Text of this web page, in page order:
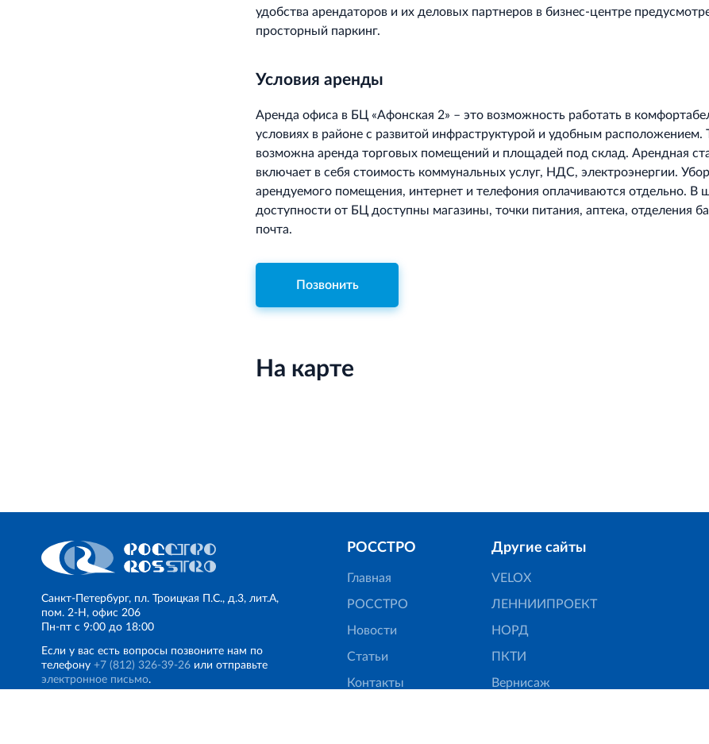
удобства арендаторов и их деловых партнеров в бизнес-центре
просторный паркинг.
Условия аренды
Аренда офиса в БЦ «Афонская 2» – это возможность работать в
условиях в районе с развитой инфраструктурой и удобным расположением.
возможна аренда торговых помещений и площадей под склад. Арендная
включает в себя стоимость коммунальных услуг, НДС, электроэнергии.
арендуемого помещения, интернет и телефония оплачиваются отдельно. В
доступности от БЦ доступны магазины, точки питания, аптека, отделения
почта.
Позвонить
На карте
Санкт‐Петербург, пл. Троицкая П.С., д.3, лит.А,
пом. 2-Н, офис 206
Пн‐пт с 9:00 до 18:00
Если у вас есть вопросы позвоните нам по
телефону +7 (812) 326‐39‐26 или отправьте
электронное письмо.
РОССТРО
Главная
РОССТРО
Новости
Статьи
Контакты
Другие сайты
VELOX
ЛЕННИИПРОЕКТ
НОРД
ПКТИ
Вернисаж